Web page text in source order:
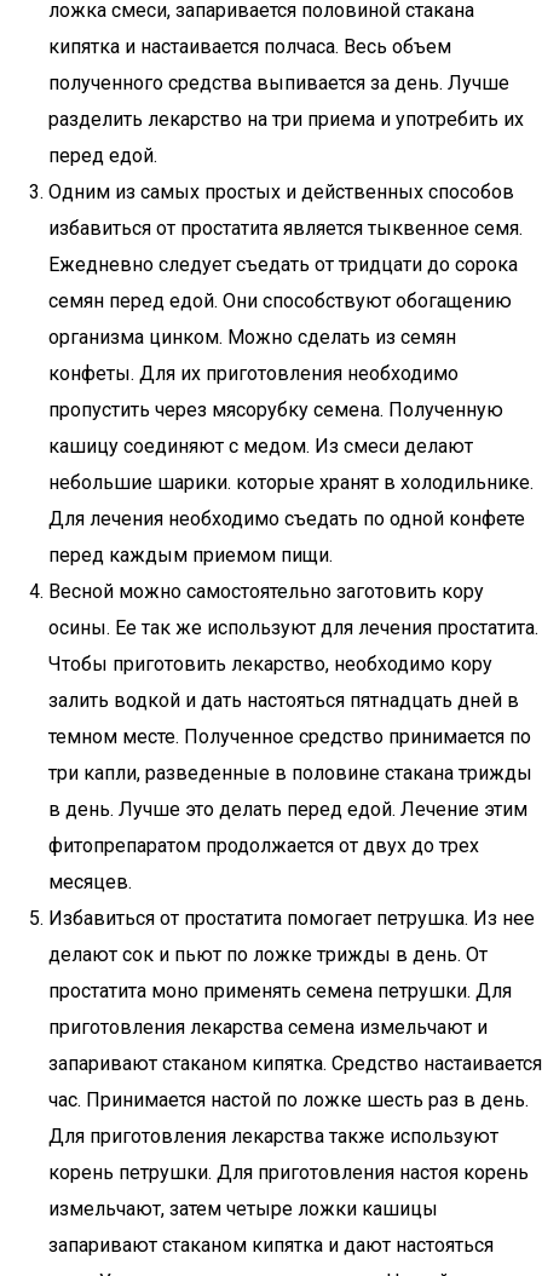
ложка смеси, запаривается половиной стакана
кипятка и настаивается полчаса. Весь объем
полученного средства выпивается за день. Лучше
разделить лекарство на три приема и употребить их
перед едой.
Одним из самых простых и действенных способов
избавиться от простатита является тыквенное семя.
Ежедневно следует съедать от тридцати до сорока
семян перед едой. Они способствуют обогащению
организма цинком. Можно сделать из семян
конфеты. Для их приготовления необходимо
пропустить через мясорубку семена. Полученную
кашицу соединяют с медом. Из смеси делают
небольшие шарики. которые хранят в холодильнике.
Для лечения необходимо съедать по одной конфете
перед каждым приемом пищи.
Весной можно самостоятельно заготовить кору
осины. Ее так же используют для лечения простатита.
Чтобы приготовить лекарство, необходимо кору
залить водкой и дать настояться пятнадцать дней в
темном месте. Полученное средство принимается по
три капли, разведенные в половине стакана трижды
в день. Лучше это делать перед едой. Лечение этим
фитопрепаратом продолжается от двух до трех
месяцев.
Избавиться от простатита помогает петрушка. Из нее
делают сок и пьют по ложке трижды в день. От
простатита моно применять семена петрушки. Для
приготовления лекарства семена измельчают и
запаривают стаканом кипятка. Средство настаивается
час. Принимается настой по ложке шесть раз в день.
Для приготовления лекарства также используют
корень петрушки. Для приготовления настоя корень
измельчают, затем четыре ложки кашицы
запаривают стаканом кипятка и дают настояться